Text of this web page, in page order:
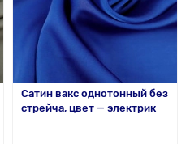
Сатин вакс однотонный без
стрейча, цвет — электрик